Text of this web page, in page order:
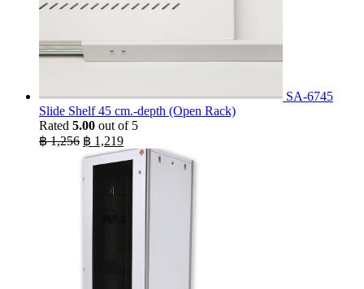
SA-6745
Slide Shelf 45 cm.-depth (Open Rack)
Rated 5.00 out of 5
฿1,256 Original
price
was:
฿ 1,256.
฿ 1,219Current
price